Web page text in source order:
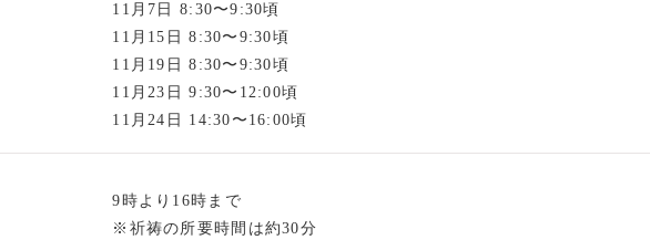
11月7日 8:30〜9:30頃
11月15日 8:30〜9:30頃
11月19日 8:30〜9:30頃
11月23日 9:30〜12:00頃
11月24日 14:30〜16:00頃
9時より16時まで
※祈祷の所要時間は約30分